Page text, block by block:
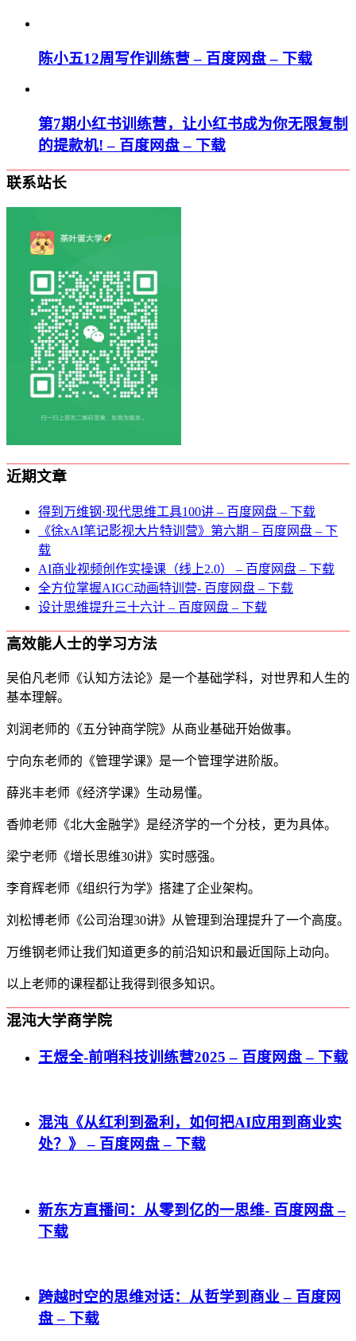
陈小五12周写作训练营 – 百度网盘 – 下载
第7期小红书训练营，让小红书成为你无限复制
的提款机! – 百度网盘 – 下载
联系站长
近期文章
得到万维钢·现代思维⼯具100讲 – 百度网盘 – 下载
《徐xAI笔记影视大片特训营》第六期 – 百度网盘 – 下
载
AI商业视频创作实操课（线上2.0） – 百度网盘 – 下载
全方位掌握AIGC动画特训营- 百度网盘 – 下载
设计思维提升三十六计 – 百度网盘 – 下载
高效能人士的学习方法
吴伯凡老师《认知方法论》是一个基础学科，对世界和人生的
基本理解。
刘润老师的《五分钟商学院》从商业基础开始做事。
宁向东老师的《管理学课》是一个管理学进阶版。
薛兆丰老师《经济学课》生动易懂。
香帅老师《北大金融学》是经济学的一个分枝，更为具体。
梁宁老师《增长思维30讲》实时感强。
李育辉老师《组织行为学》搭建了企业架构。
刘松博老师《公司治理30讲》从管理到治理提升了一个高度。
万维钢老师让我们知道更多的前沿知识和最近国际上动向。
以上老师的课程都让我得到很多知识。
混沌大学商学院
王煜全-前哨科技训练营2025 – 百度网盘 – 下载
混沌《从红利到盈利，如何把AI应用到商业实
处？》 – 百度网盘 – 下载
新东方直播间：从零到亿的一思维- 百度网盘 –
下载
跨越时空的思维对话：从哲学到商业 – 百度网
盘 – 下载